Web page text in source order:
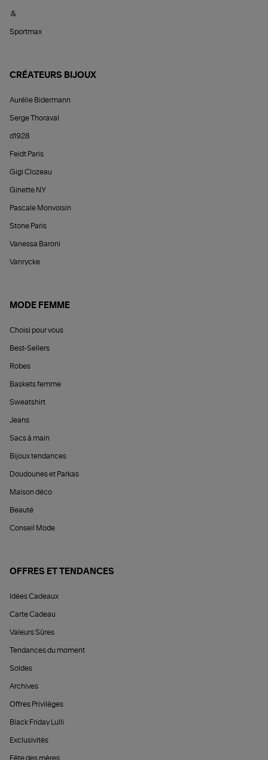
&
Sportmax
CRÉATEURS BIJOUX
Aurélie Bidermann
Serge Thoraval
d1928
Feidt Paris
Gigi Clozeau
Ginette NY
Pascale Monvoisin
Stone Paris
Vanessa Baroni
Vanrycke
MODE FEMME
Choisi pour vous
Best-Sellers
Robes
Baskets femme
Sweatshirt
Jeans
Sacs à main
Bijoux tendances
Doudounes et Parkas
Maison déco
Beauté
Conseil Mode
OFFRES ET TENDANCES
Idées Cadeaux
Carte Cadeau
Valeurs Sûres
Tendances du moment
Soldes
Archives
Offres Privilèges
Black Friday Lulli
Exclusivités
Fête des mères